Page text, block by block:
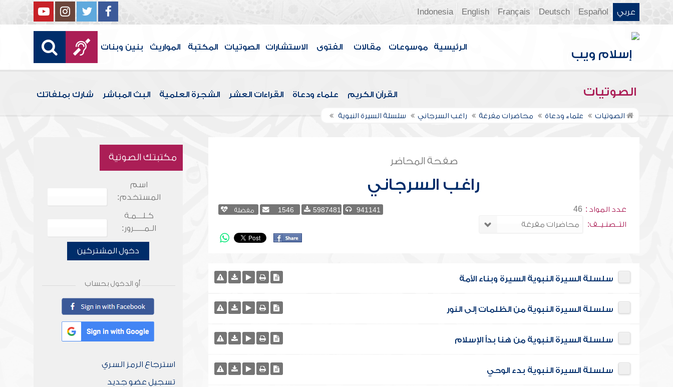
عربي Español
Deutsch
Français
English
Indonesia
الرئيسية موسوعات مقالات الفتوى الاستشارات الصوتيات المكتبة المواريث بنين وبنات
الصوتيات القرآن الكريم علماء ودعاة القراءات العشر الشجرة العلمية البث المباشر شارك بملفاتك
الصوتيات علماء ودعاة محاضرات مفرغة راغب السرجاني سلسلة السيرة النبوية
صفحة المحاضر
راغب السرجاني
عدد المواد : 46
التــصنـيــف:
941141
5987481
1546 مفضلة
سلسلة السيرة النبوية السيرة وبناء الأمة
سلسلة السيرة النبوية من الظلمات إلى النور
سلسلة السيرة النبوية من هنا بدأ الإسلام
سلسلة السيرة النبوية بدء الوحي
مكتبتك الصوتية
اسم
المستخدم:
كـلـــمـة
الـمـــــرور:
دخول المشتركين
أو الدخول بحساب
استرجاع الرمز السري
تسجيل عضو جديد